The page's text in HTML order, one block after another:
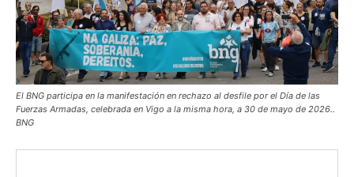
El BNG participa en la manifestación en rechazo al desfile por el Día de las
Fuerzas Armadas, celebrada en Vigo a la misma hora, a 30 de mayo de 2026..
BNG